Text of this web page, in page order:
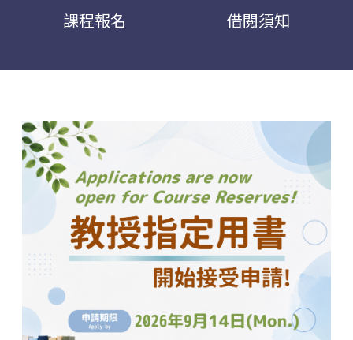
課程報名 借閱須知